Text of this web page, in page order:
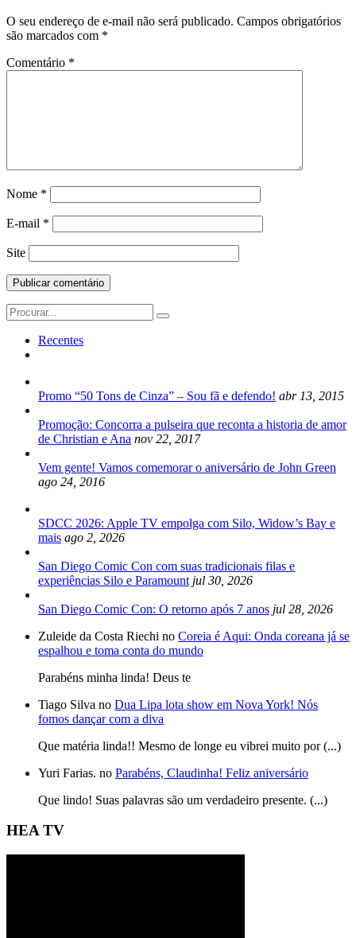
O seu endereço de e-mail não será publicado. Campos obrigatórios
são marcados com *
Comentário *
Nome *
E-mail *
Site
Search
for:
Recentes
Promo “50 Tons de Cinza” – Sou fã e defendo! abr 13, 2015
Promoção: Concorra a pulseira que reconta a historia de amor
de Christian e Ana nov 22, 2017
Vem gente! Vamos comemorar o aniversário de John Green
ago 24, 2016
SDCC 2026: Apple TV empolga com Silo, Widow’s Bay e
mais ago 2, 2026
San Diego Comic Con com suas tradicionais filas e
experiências Silo e Paramount jul 30, 2026
San Diego Comic Con: O retorno após 7 anos jul 28, 2026
Zuleide da Costa Riechi no Coreia é Aqui: Onda coreana já se
espalhou e toma conta do mundo
Parabéns minha linda! Deus te
Tiago Silva no Dua Lipa lota show em Nova York! Nós
fomos dançar com a diva
Que matéria linda!! Mesmo de longe eu vibrei muito por (...)
Yuri Farias. no Parabéns, Claudinha! Feliz aniversário
Que lindo! Suas palavras são um verdadeiro presente. (...)
HEA TV